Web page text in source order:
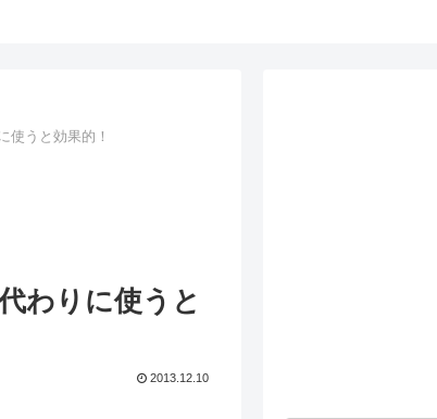
使うと効果的！
わりに使うと
2013.12.10